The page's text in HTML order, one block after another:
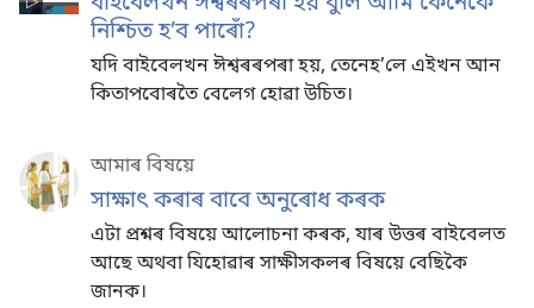
নিশ্চিত হ’ব পাৰোঁ?
যদি বাইবেলখন ঈশ্বৰৰপৰা হয়, তেনেহ’লে এইখন আন
কিতাপবোৰতৈ বেলেগ হোৱা উচিত।
আমাৰ বিষয়ে
সাক্ষাৎ কৰাৰ বাবে অনুৰোধ কৰক
এটা প্ৰশ্নৰ বিষয়ে আলোচনা কৰক, যাৰ উত্তৰ বাইবেলত
আছে অথবা যিহোৱাৰ সাক্ষীসকলৰ বিষয়ে বেছিকৈ
জানক।